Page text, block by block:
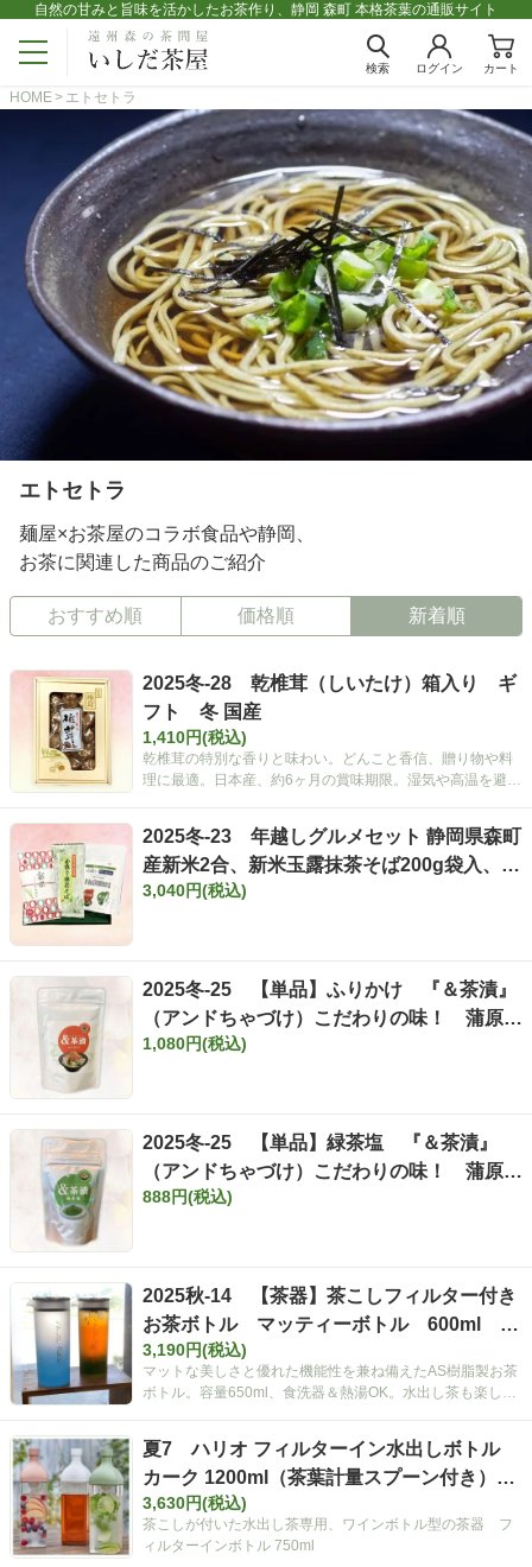
自然の甘みと旨味を活かしたお茶作り、静岡 森町 本格茶葉の通販サイト
検索 ログイン カート
HOME エトセトラ
エトセトラ
麺屋×お茶屋のコラボ食品や静岡、
お茶に関連した商品のご紹介
おすすめ順 価格順 新着順
2025冬-28 乾椎茸（しいたけ）箱入り ギ
フト 冬 国産
1,410円(税込)
乾椎茸の特別な香りと味わい。どんこと香信、贈り物や料
理に最適。日本産、約6ヶ月の賞味期限。湿気や高温を避
2025冬-23 年越しグルメセット 静岡県森町
産新米2合、新米玉露抹茶そば200g袋入、
『＆茶漬け』セット
3,040円(税込)
2025冬-25 【単品】ふりかけ 『＆茶漬』
（アンドちゃづけ）こだわりの味！ 蒲原西
尾商店×森町いしだ茶屋
1,080円(税込)
2025冬-25 【単品】緑茶塩 『＆茶漬』
（アンドちゃづけ）こだわりの味！ 蒲原西
尾商店×森町いしだ茶屋 とにかく美
888円(税込)
2025秋-14 【茶器】茶こしフィルター付き
お茶ボトル マッティーボトル 600ml 食
洗器ＯＫ 熱湯ＯＫ 水出し茶
3,190円(税込)
マットな美しさと優れた機能性を兼ね備えたAS樹脂製お茶
ボトル。容量650ml、食洗器＆熱湯OK。水出し茶も楽しめ
夏7 ハリオ フィルターイン水出しボトル
カーク 1200ml（茶葉計量スプーン付き）
【夏ギフト】
3,630円(税込)
茶こしが付いた水出し茶専用、ワインボトル型の茶器 フ
ィルターインボトル 750ml